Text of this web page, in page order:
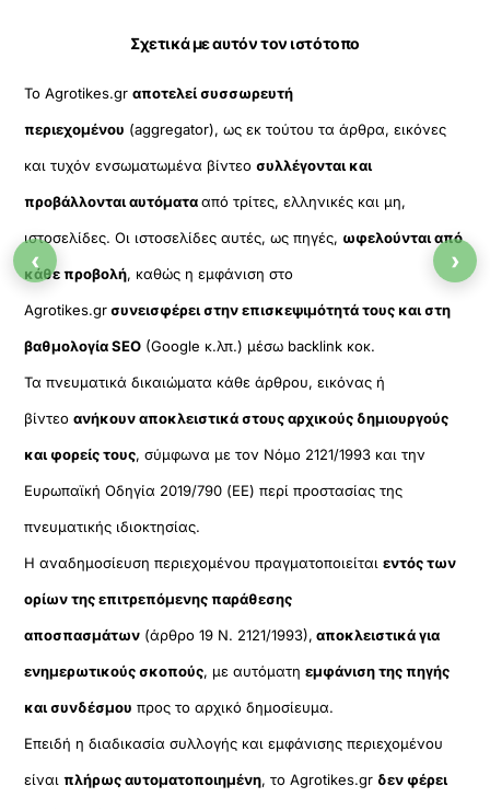
Σχετικά με αυτόν τον ιστότοπο
Το Agrotikes.grαποτελεί συσσωρευτή
περιεχομένου (aggregator), ως εκ τούτου τα άρθρα, εικόνες
και τυχόν ενσωματωμένα βίντεοσυλλέγονται και
προβάλλονται αυτόματααπό τρίτες, ελληνικές και μη,
ιστοσελίδες. Οι ιστοσελίδες αυτές, ως πηγές, ωφελούνται από
κάθε προβολή, καθώς η εμφάνιση στο
Agrotikes.grσυνεισφέρει στην επισκεψιμότητά τους και στη
βαθμολογία SEO (Google κ.λπ.) μέσω backlink κοκ.
Τα πνευματικά δικαιώματα κάθε άρθρου, εικόνας ή
βίντεοανήκουν αποκλειστικά στους αρχικούς δημιουργούς
και φορείς τους, σύμφωνα με τον Νόμο 2121/1993 και την
Ευρωπαϊκή Οδηγία 2019/790 (ΕΕ) περί προστασίας της
πνευματικής ιδιοκτησίας.
Η αναδημοσίευση περιεχομένου πραγματοποιείταιεντός των
ορίων της επιτρεπόμενης παράθεσης
αποσπασμάτων (άρθρο 19 Ν. 2121/1993), αποκλειστικά για
ενημερωτικούς σκοπούς, με αυτόματηεμφάνιση της πηγής
και συνδέσμου προς το αρχικό δημοσίευμα.
Επειδή η διαδικασία συλλογής και εμφάνισης περιεχομένου
είναιπλήρως αυτοματοποιημένη, το Agrotikes.gr δεν φέρει
‹ ›